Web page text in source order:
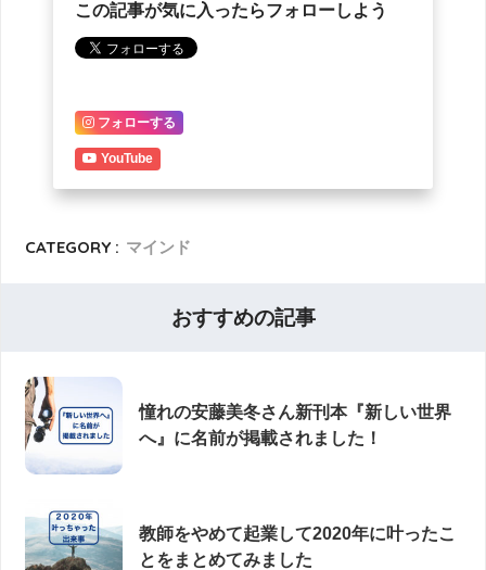
この記事が気に入ったらフォローしよう
フォローする
YouTube
CATEGORY : マインド
おすすめの記事
憧れの安藤美冬さん新刊本『新しい世界
へ』に名前が掲載されました！
教師をやめて起業して2020年に叶ったこ
とをまとめてみました